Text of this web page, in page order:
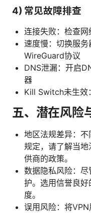
4) 常见故障排查
连接失败：检查
速度慢：切换服
WireGuard协议
DNS泄漏：开启
器
Kill Switch未生效
五、潜在风险
地区法规差异：
规定，请了解当
供商的政策。
数据隐私风险：
护。选用信誉良
度。
误用风险：将